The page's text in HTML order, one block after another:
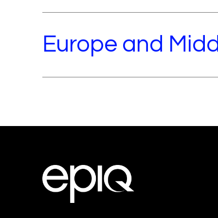
Europe and